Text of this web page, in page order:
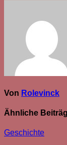
Von Rolevinck
Ähnliche
Geschichte